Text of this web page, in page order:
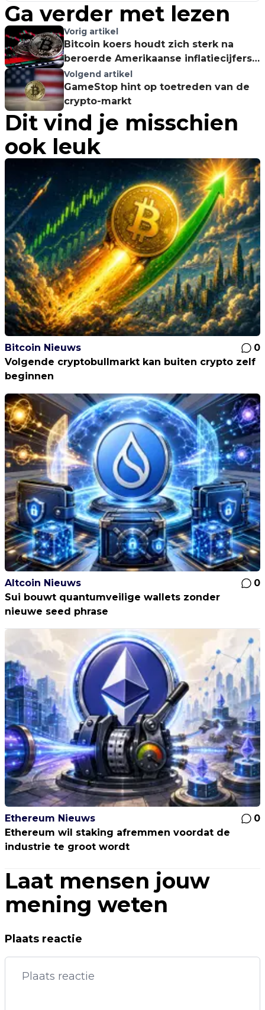
Ga verder met lezen
Vorig artikel
Bitcoin koers houdt zich sterk na
beroerde Amerikaanse inflatiecijfers!
Gaan we verder stijgen?!
Volgend artikel
GameStop hint op toetreden van de
crypto-markt
Dit vind je misschien
ook leuk
Bitcoin Nieuws
0
Volgende cryptobullmarkt kan buiten crypto zelf
beginnen
Altcoin Nieuws
0
Sui bouwt quantumveilige wallets zonder
nieuwe seed phrase
Ethereum Nieuws
0
Ethereum wil staking afremmen voordat de
industrie te groot wordt
Laat mensen jouw
mening weten
Plaats reactie